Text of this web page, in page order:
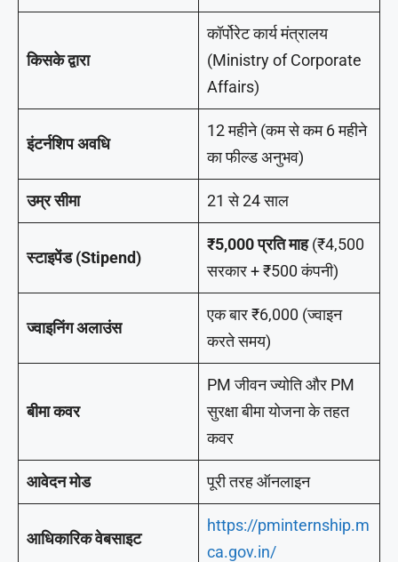
किसके द्वारा
कॉर्पोरेट कार्य मंत्रालय
(Ministry of Corporate
Affairs)
इंटर्नशिप अवधि
12 महीने (कम से कम 6 महीने
का फील्ड अनुभव)
उम्र सीमा 21 से 24 साल
स्टाइपेंड (Stipend)
₹5,000 प्रति माह(₹4,500
सरकार + ₹500 कंपनी)
ज्वाइनिंग अलाउंस
एक बार ₹6,000 (ज्वाइन
करते समय)
बीमा कवर
PM जीवन ज्योति और PM
सुरक्षा बीमा योजना के तहत
कवर
आवेदन मोड पूरी तरह ऑनलाइन
आधिकारिक वेबसाइट
https://pminternship.m
ca.gov.in/